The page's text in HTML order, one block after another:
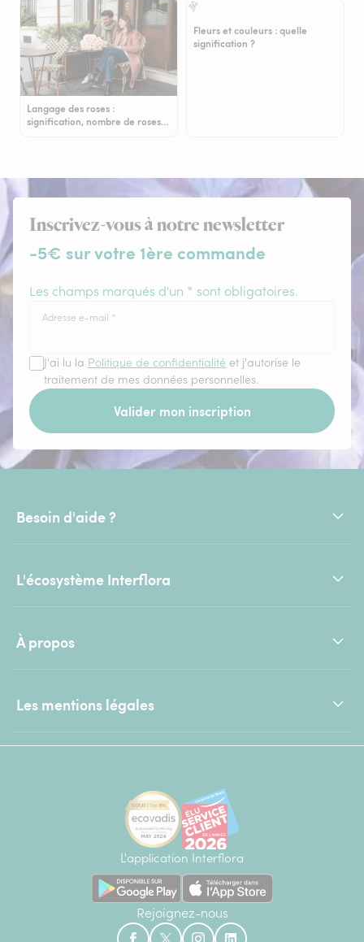
Langage des roses :
signification, nombre de roses…
Fleurs et couleurs : quelle
signification ?
Inscrivez-vous à notre newsletter
-5€ sur votre 1ère commande
Les champs marqués d'un * sont obligatoires.
Adresse e-mail *
J'ai lu la Politique de confidentialité et j'autorise le
traitement de mes données personnelles.
Valider mon inscription
Besoin d'aide ?
L'écosystème Interflora
À propos
Les mentions légales
L'application Interflora
Rejoignez-nous